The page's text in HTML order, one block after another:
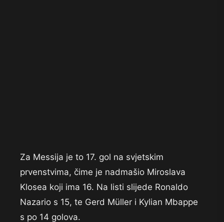
Za Messija je to 17. gol na svjetskim
prvenstvima, čime je nadmašio Miroslava
Klosea koji ima 16. Na listi slijede Ronaldo
Nazario s 15, te Gerd Müller i Kylian Mbappe
s po 14 golova.